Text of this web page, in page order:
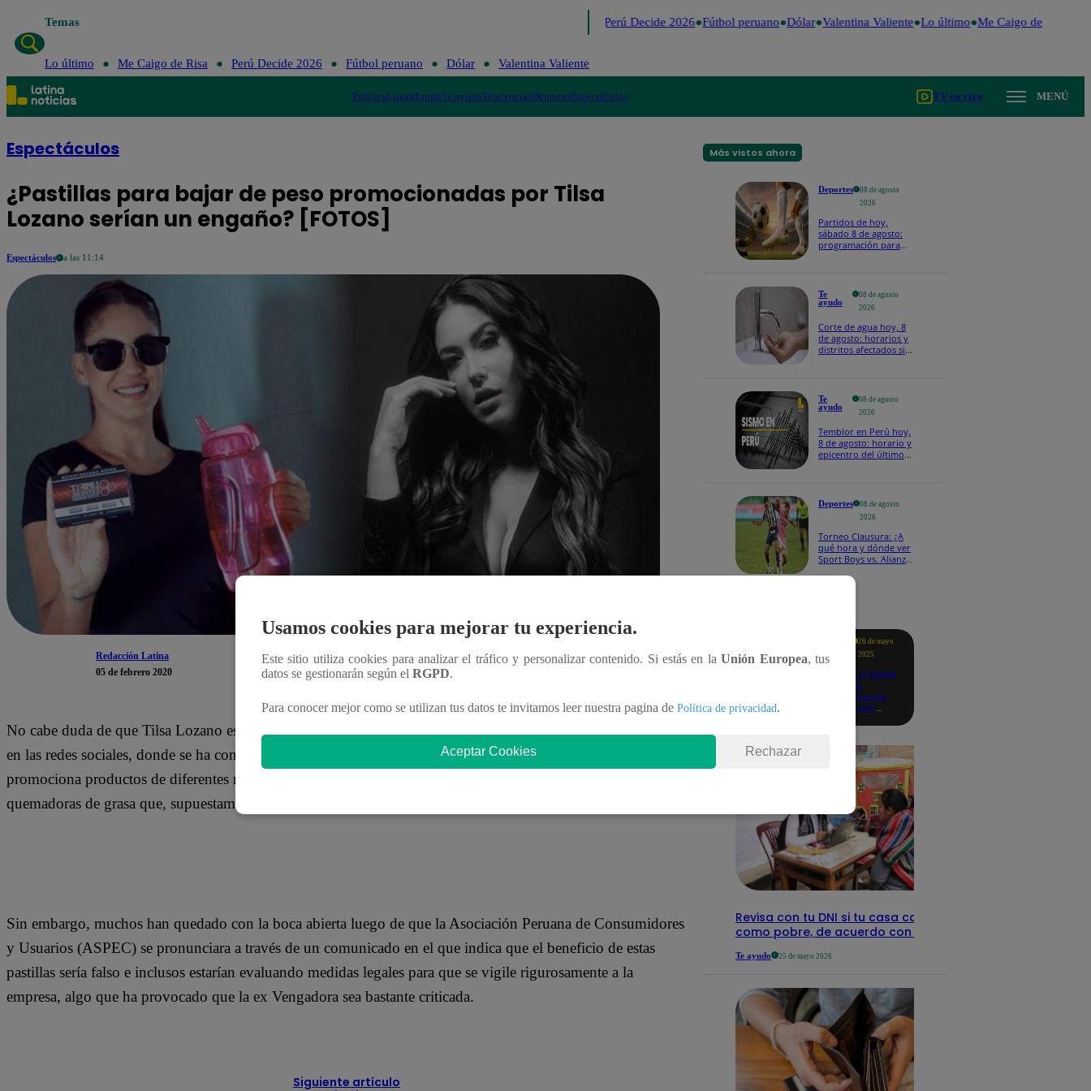
Temas Perú Decide 2026 Fútbol peruano Dólar Valentina Valiente Lo último Me Caigo de Risa
Lo último Me Caigo de Risa Perú Decide 2026 Fútbol peruano Dólar Valentina Valiente
PolíticaLimaMundoTe ayudoTendenciasDeportesEspectáculos TV en vivo MENÚ
Espectáculos
¿Pastillas para bajar de peso promocionadas por Tilsa
Lozano serían un engaño? [FOTOS]
Espectáculos a las 11:14
Redacción Latina
05 de febrero 2020
Compartir
No cabe duda de que Tilsa Lozano es un personaje bastante conocido, no solo en la televisión, sino también
en las redes sociales, donde se ha convertido en toda una influencer. Es por eso que constantemente
promociona productos de diferentes marcas en sus publicaciones, siendo uno de estos unas pastillas
quemadoras de grasa que, supuestamente, son una gran ayuda para bajar de peso.
Sin embargo, muchos han quedado con la boca abierta luego de que la Asociación Peruana de Consumidores
y Usuarios (ASPEC) se pronunciara a través de un comunicado en el que indica que el beneficio de estas
pastillas sería falso e inclusos estarían evaluando medidas legales para que se vigile rigurosamente a la
empresa, algo que ha provocado que la ex Vengadora sea bastante criticada.
Siguiente artículo
Más vistos ahora
Deportes
08 de agosto
2026
Partidos de hoy,
sábado 8 de agosto:
programación para
Te
ayudo
08 de agosto
2026
Corte de agua hoy, 8
de agosto: horarios y
distritos afectados sin
Te
ayudo
08 de agosto
2026
Temblor en Perú hoy,
8 de agosto: horario y
epicentro del último
Deportes
08 de agosto
2026
Torneo Clausura: ¿A
qué hora y dónde ver
Sport Boys vs. Alianza
26 de mayo
2025
Revisa si tienes
deudas
consultando
con tu DNI:
detalles
Revisa con tu DNI si tu casa califica
como pobre, de acuerdo con el Sisfoh
Te ayudo 25 de mayo 2026
Usamos cookies para mejorar tu experiencia.
Este sitio utiliza cookies para analizar el tráfico y personalizar contenido. Si estás en laUnión Europea, tus
datos se gestionarán según el RGPD.
Para conocer mejor como se utilizan tus datos te invitamos leer nuestra pagina de Política de privacidad.
Aceptar Cookies Rechazar